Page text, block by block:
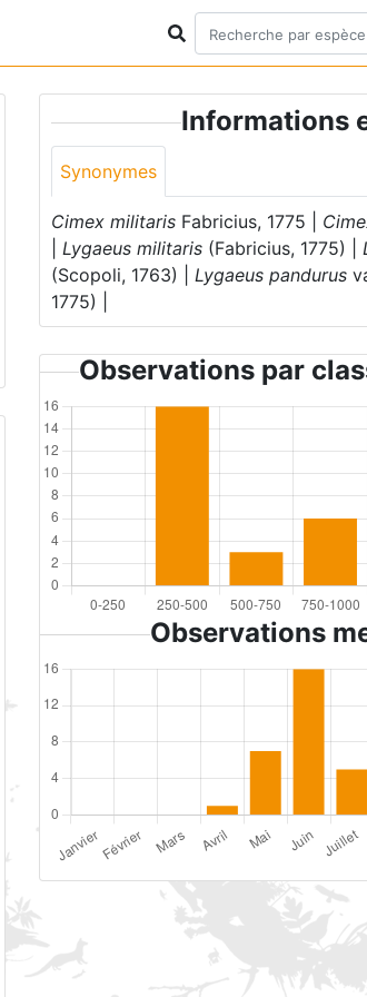
Informations
Synonymes
Cimex militaris Fabricius, 1775 |
|Lygaeus militaris (Fabricius, 1775) |
(Scopoli, 1763) |Lygaeus pandurus
1775) |
Observations par
Observations